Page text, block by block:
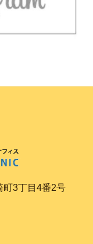
町3丁目4番2号